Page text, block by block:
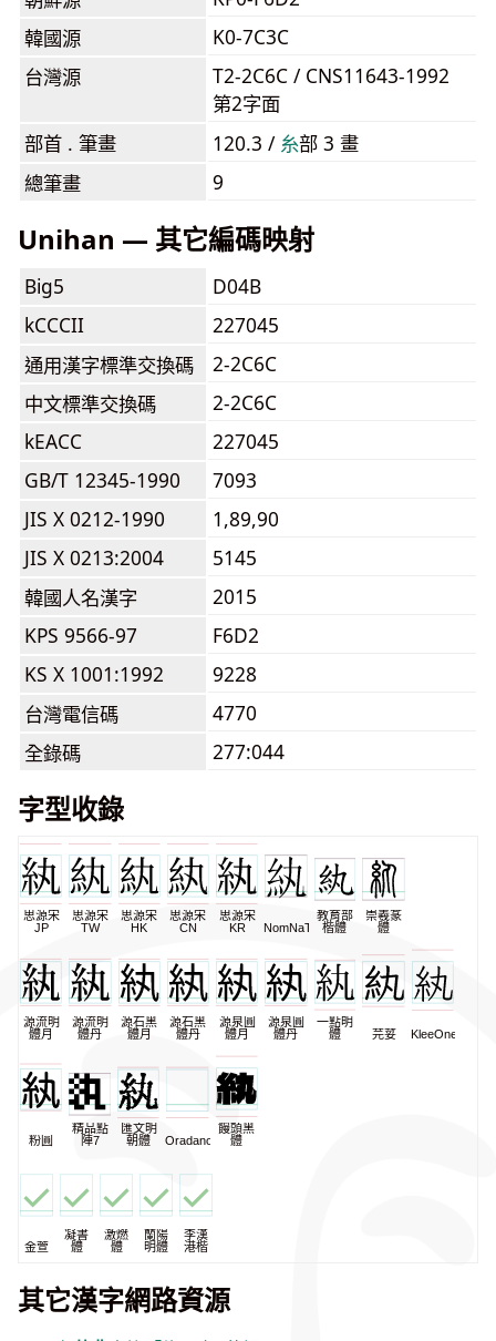
韓國源
K0-7C3C
台灣源
T2-2C6C / CNS11643-1992
第2字面
部首 . 筆畫
120.3 / ⽷部 3 畫
總筆畫
9
Unihan — 其它編碼映射
Big5
D04B
kCCCII
227045
通用漢字標準交換碼
2-2C6C
中文標準交換碼
2-2C6C
kEACC
227045
GB/T 12345-1990
7093
JIS X 0212-1990
1,89,90
JIS X 0213:2004
5145
韓國人名漢字
2015
KPS 9566-97
F6D2
KS X 1001:1992
9228
台灣電信碼
4770
全錄碼
277:044
字型收錄
思源宋
JP
思源宋
TW
思源宋
HK
思源宋
CN
思源宋
KR
NomNaTong
教育部
楷體
崇羲篆
體
源流明
體月
源流明
體丹
源石黑
體月
源石黑
體丹
源泉圓
體月
源泉圓
體丹
一點明
體
芫荽 KleeOne
粉圓
精品點
陣7
匯文明
朝體
Oradano
饅頭黑
體
金萱
凝書
體
激燃
體
蘭陽
明體
李漢
港楷
其它漢字網路資源